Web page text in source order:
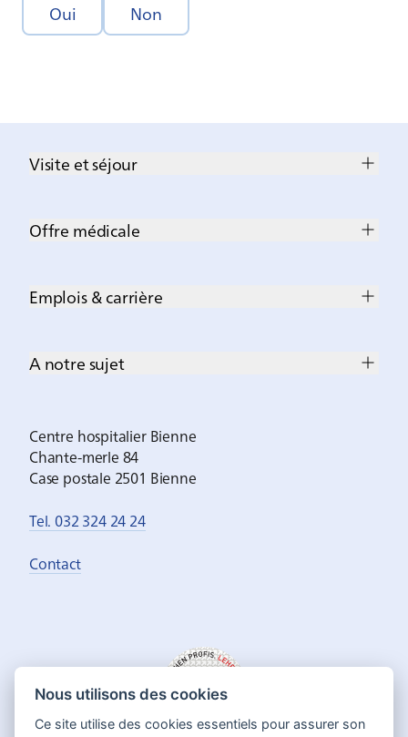
Oui Non
Visite et séjour
Offre médicale
Emplois & carrière
A notre sujet
Centre hospitalier Bienne
Chante-merle 84
Case postale 2501 Bienne
Tel. 032 324 24 24
Contact
Nous utilisons des cookies
Ce site utilise des cookies essentiels pour assurer son